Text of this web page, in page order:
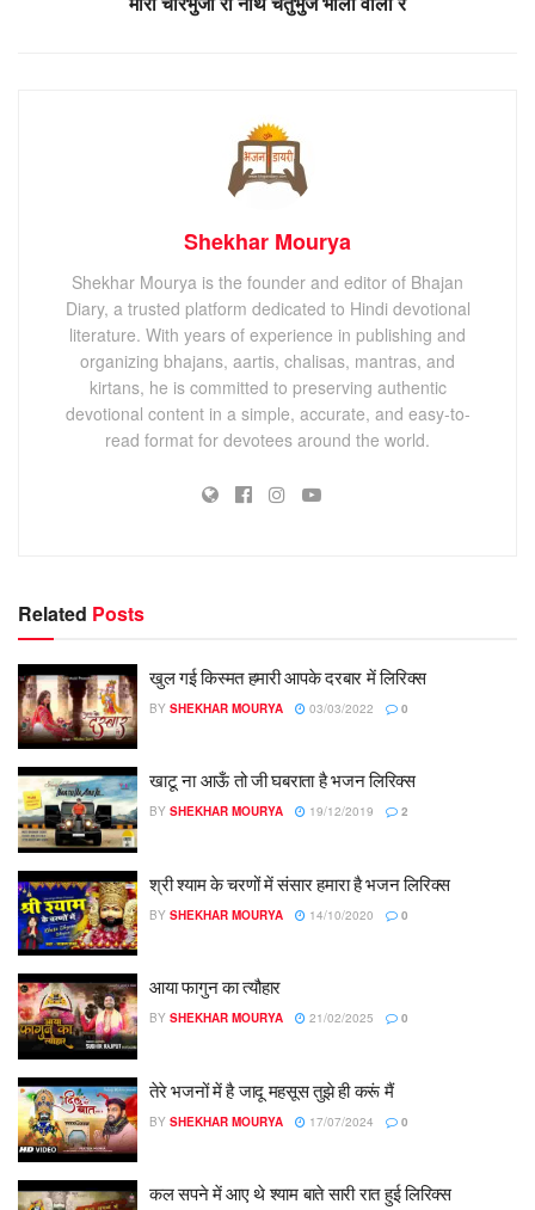
Shekhar Mourya
Shekhar Mourya is the founder and editor of Bhajan
Diary, a trusted platform dedicated to Hindi devotional
literature. With years of experience in publishing and
organizing bhajans, aartis, chalisas, mantras, and
kirtans, he is committed to preserving authentic
devotional content in a simple, accurate, and easy-to-
read format for devotees around the world.
Related Posts
खुल गई किस्मत हमारी आपके दरबार में लिरिक्स
BY SHEKHAR MOURYA 03/03/2022 0
खाटू ना आऊँ तो जी घबराता है भजन लिरिक्स
BY SHEKHAR MOURYA 19/12/2019 2
श्री श्याम के चरणों में संसार हमारा है भजन लिरिक्स
BY SHEKHAR MOURYA 14/10/2020 0
आया फागुन का त्यौहार
BY SHEKHAR MOURYA 21/02/2025 0
तेरे भजनों में है जादू महसूस तुझे ही करूं मैं
BY SHEKHAR MOURYA 17/07/2024 0
कल सपने में आए थे श्याम बाते सारी रात हुई लिरिक्स